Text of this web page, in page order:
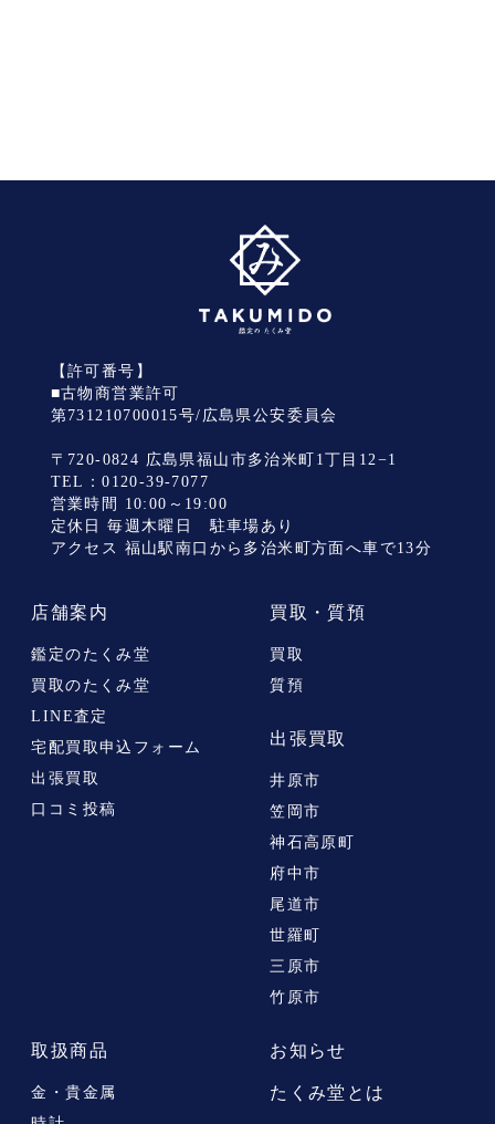
【許可番号】
■古物商営業許可
第731210700015号/広島県公安委員会
〒720-0824 広島県福山市多治米町1丁目12−1
TEL：0120-39-7077
営業時間 10:00～19:00
定休日 毎週木曜日 駐車場あり
アクセス 福山駅南口から多治米町方面へ車で13分
店舗案内
鑑定のたくみ堂
買取のたくみ堂
LINE査定
宅配買取申込フォーム
出張買取
口コミ投稿
買取・質預
買取
質預
出張買取
井原市
笠岡市
神石高原町
府中市
尾道市
世羅町
三原市
竹原市
取扱商品
金・貴金属
お知らせ
たくみ堂とは